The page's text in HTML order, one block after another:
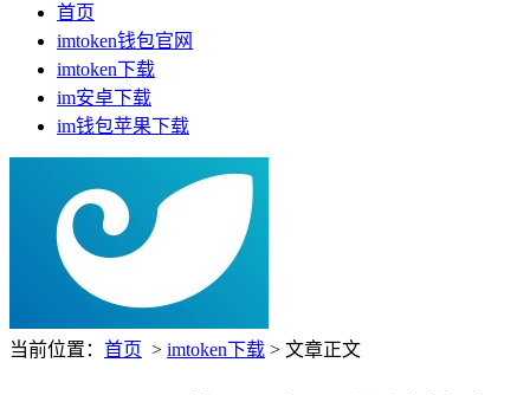
首页
imtoken钱包官网
imtoken下载
im安卓下载
im钱包苹果下载
当前位置： 首页 > imtoken下载 > 文章正文